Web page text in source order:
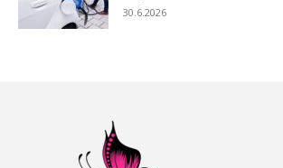
30.6.2026